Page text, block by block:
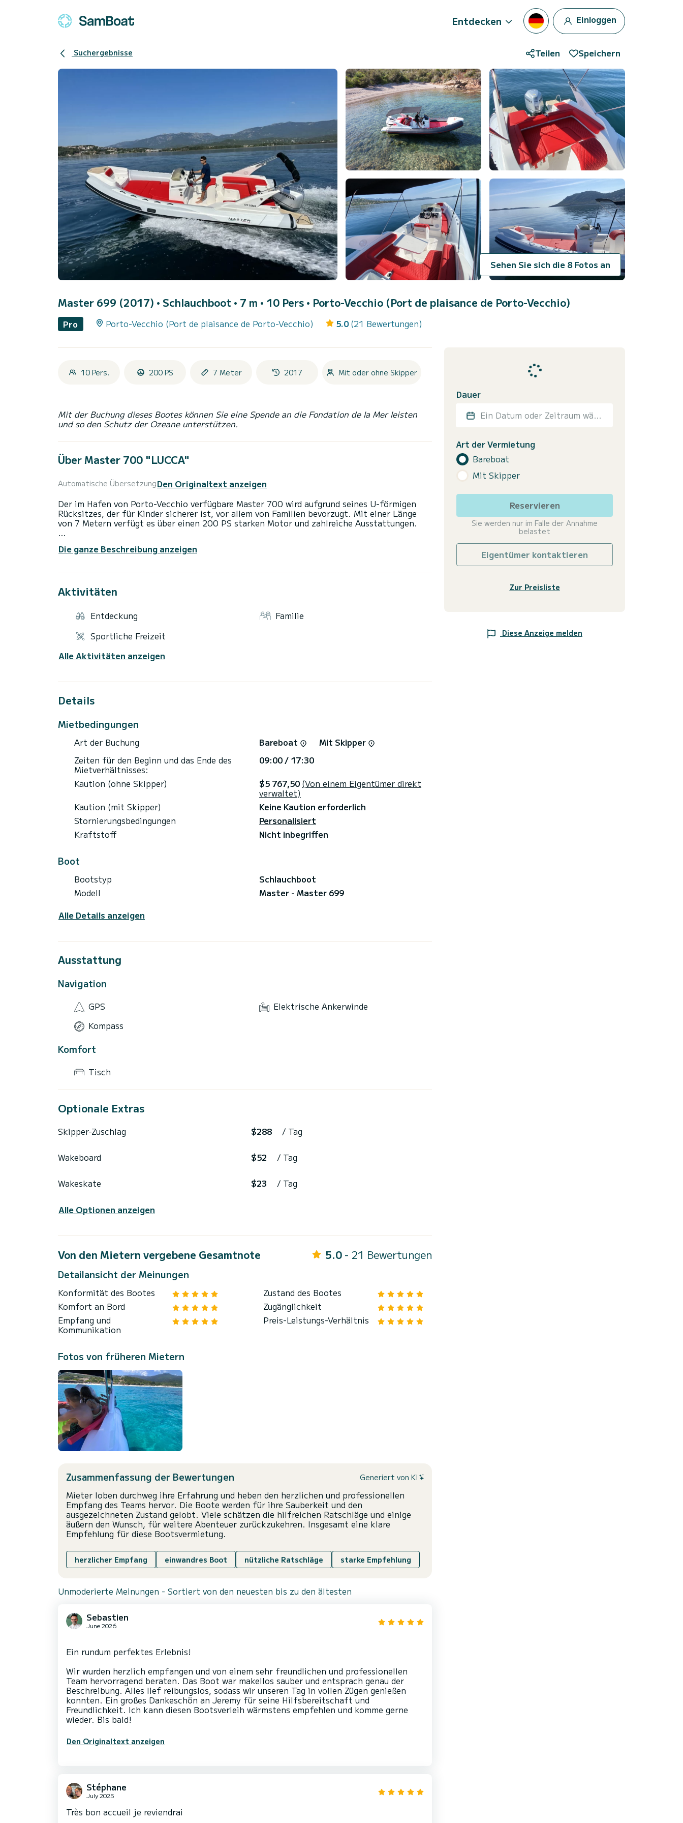
Entdecken Einloggen
Suchergebnisse Teilen Speichern
Sehen Sie sich die 8 Fotos an
Master 699 (2017) • Schlauchboot • 7 m • 10 Pers • Porto-Vecchio (Port de plaisance de Porto-Vecchio)
Pro Porto-Vecchio (Port de plaisance de Porto-Vecchio) 5.0 (21 Bewertungen)
10 Pers. 200 PS 7 Meter 2017 Mit oder ohne Skipper
Mit der Buchung dieses Bootes können Sie eine Spende an die Fondation de la Mer leisten
und so den Schutz der Ozeane unterstützen.
Über Master 700 "LUCCA"
Automatische ÜbersetzungDen Originaltext anzeigen
Der im Hafen von Porto-Vecchio verfügbare Master 700 wird aufgrund seines U-förmigen
Rücksitzes, der für Kinder sicherer ist, vor allem von Familien bevorzugt. Mit einer Länge
von 7 Metern verfügt es über einen 200 PS starken Motor und zahlreiche Ausstattungen.
Pilotensitz, vorderes Sonnendeck und Rücksitzbank.
• Verfügbare Optionen: Skipper (250 €), Seabob (380 €)
• Versicherung: Unsere Boote sind versichert und haben eine Selbstbeteiligung in Höhe von
die Anzahlung. Mit Ouest Assurance bieten wir eine zusätzliche Versicherung für die
Einlösung Ihrer Franchise an.
Die ganze Beschreibung anzeigen
Aktivitäten
Entdeckung
Familie
Sportliche Freizeit
Alle Aktivitäten anzeigen
Details
Mietbedingungen
Art der Buchung Bareboat
Mit Skipper
Zeiten für den Beginn und das Ende des
Mietverhältnisses:
09:00 / 17:30
Kaution (ohne Skipper)
$5 767,50 (Von einem Eigentümer direkt
verwaltet)
Kaution (mit Skipper)
Keine Kaution erforderlich
Stornierungsbedingungen
Personalisiert
Kraftstoff
Nicht inbegriffen
Boot
Bootstyp
Schlauchboot
Modell
Master - Master 699
Alle Details anzeigen
Ausstattung
Navigation
GPS
Elektrische Ankerwinde
Kompass
Komfort
Tisch
Optionale Extras
Skipper-Zuschlag $288 / Tag
Wakeboard $52 / Tag
Wakeskate $23 / Tag
Alle Optionen anzeigen
Von den Mietern vergebene Gesamtnote 5.0 - 21 Bewertungen
Detailansicht der Meinungen
Konformität des Bootes
Zustand des Bootes
Komfort an Bord
Zugänglichkeit
Empfang und
Kommunikation
Preis-Leistungs-Verhältnis
Fotos von früheren Mietern
Zusammenfassung der Bewertungen Generiert von KI
Mieter loben durchweg ihre Erfahrung und heben den herzlichen und professionellen
Empfang des Teams hervor. Die Boote werden für ihre Sauberkeit und den
ausgezeichneten Zustand gelobt. Viele schätzen die hilfreichen Ratschläge und einige
äußern den Wunsch, für weitere Abenteuer zurückzukehren. Insgesamt eine klare
Empfehlung für diese Bootsvermietung.
herzlicher Empfang einwandres Boot nützliche Ratschläge starke Empfehlung
Unmoderierte Meinungen - Sortiert von den neuesten bis zu den ältesten
Sebastien
June 2026
Ein rundum perfektes Erlebnis!
Wir wurden herzlich empfangen und von einem sehr freundlichen und professionellen
Team hervorragend beraten. Das Boot war makellos sauber und entsprach genau der
Beschreibung. Alles lief reibungslos, sodass wir unseren Tag in vollen Zügen genießen
konnten. Ein großes Dankeschön an Jeremy für seine Hilfsbereitschaft und
Freundlichkeit. Ich kann diesen Bootsverleih wärmstens empfehlen und komme gerne
Den Originaltext anzeigen
Stéphane
July 2025
Très bon accueil je reviendrai
Dauer
Ein Datum oder Zeitraum wählen
Art der Vermietung
Bareboat
Mit Skipper
Reservieren
Sie werden nur im Falle der Annahme
belastet
Eigentümer kontaktieren
Zur Preisliste
Diese Anzeige melden